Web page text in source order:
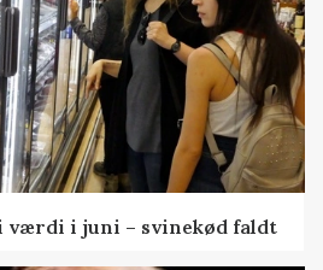
i værdi i juni – svinekød faldt